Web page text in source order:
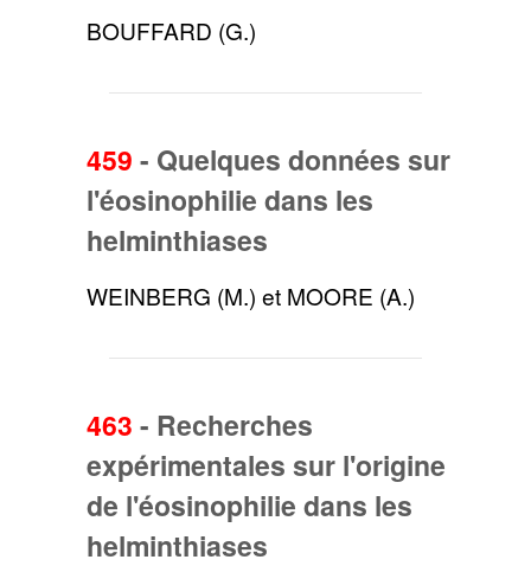
BOUFFARD (G.)
459 - Quelques données sur
l'éosinophilie dans les
helminthiases
WEINBERG (M.) et MOORE (A.)
463 - Recherches
expérimentales sur l'origine
de l'éosinophilie dans les
helminthiases